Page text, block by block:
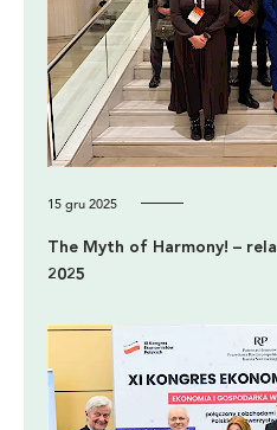
15 gru 2025
The Myth of Harmony! –
2025